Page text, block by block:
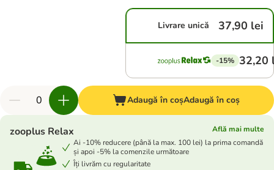
Livrare unică 37,90 lei
-15% 32,20
Adaugă în coșAdaugă în coș
zooplus Relax
Află mai multe
Ai -10% reducere (până la max. 100 lei) la prima comandă
și apoi -5% la comenzile următoare
Îți livrăm cu regularitate